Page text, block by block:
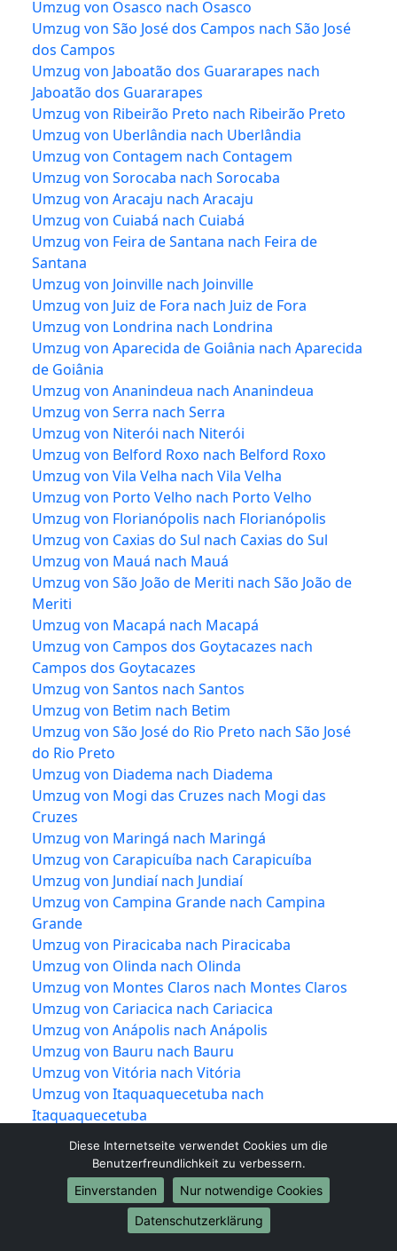
Umzug von Osasco nach Osasco
Umzug von São José dos Campos nach São José
dos Campos
Umzug von Jaboatão dos Guararapes nach
Jaboatão dos Guararapes
Umzug von Ribeirão Preto nach Ribeirão Preto
Umzug von Uberlândia nach Uberlândia
Umzug von Contagem nach Contagem
Umzug von Sorocaba nach Sorocaba
Umzug von Aracaju nach Aracaju
Umzug von Cuiabá nach Cuiabá
Umzug von Feira de Santana nach Feira de
Santana
Umzug von Joinville nach Joinville
Umzug von Juiz de Fora nach Juiz de Fora
Umzug von Londrina nach Londrina
Umzug von Aparecida de Goiânia nach Aparecida
de Goiânia
Umzug von Ananindeua nach Ananindeua
Umzug von Serra nach Serra
Umzug von Niterói nach Niterói
Umzug von Belford Roxo nach Belford Roxo
Umzug von Vila Velha nach Vila Velha
Umzug von Porto Velho nach Porto Velho
Umzug von Florianópolis nach Florianópolis
Umzug von Caxias do Sul nach Caxias do Sul
Umzug von Mauá nach Mauá
Umzug von São João de Meriti nach São João de
Meriti
Umzug von Macapá nach Macapá
Umzug von Campos dos Goytacazes nach
Campos dos Goytacazes
Umzug von Santos nach Santos
Umzug von Betim nach Betim
Umzug von São José do Rio Preto nach São José
do Rio Preto
Umzug von Diadema nach Diadema
Umzug von Mogi das Cruzes nach Mogi das
Cruzes
Umzug von Maringá nach Maringá
Umzug von Carapicuíba nach Carapicuíba
Umzug von Jundiaí nach Jundiaí
Umzug von Campina Grande nach Campina
Grande
Umzug von Piracicaba nach Piracicaba
Umzug von Olinda nach Olinda
Umzug von Montes Claros nach Montes Claros
Umzug von Cariacica nach Cariacica
Umzug von Anápolis nach Anápolis
Umzug von Bauru nach Bauru
Umzug von Vitória nach Vitória
Umzug von Itaquaquecetuba nach
Itaquaquecetuba
Umzug von São Vicente nach São Vicente
Umzug von Rio Branco nach Rio Branco
Umzug von Canoas nach Canoas
Umzug von Franca nach Franca
Umzug von Ponta Grossa nach Ponta Grossa
Diese Internetseite verwendet Cookies um die
Benutzerfreundlichkeit zu verbessern.
Einverstanden
Nur notwendige Cookies
Datenschutzerklärung